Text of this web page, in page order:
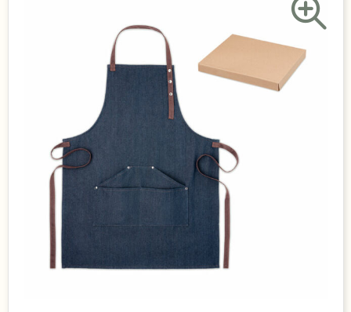
Kantoorartikelen
Schrijfwaren
Duurzame keuzes
Made in Europe
Recycled
Bestsellers